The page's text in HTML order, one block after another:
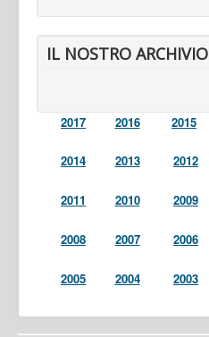
IL NOSTRO ARCHIVIO
2017 2016 2015
2014 2013 2012
2011 2010 2009
2008 2007 2006
2005 2004 2003